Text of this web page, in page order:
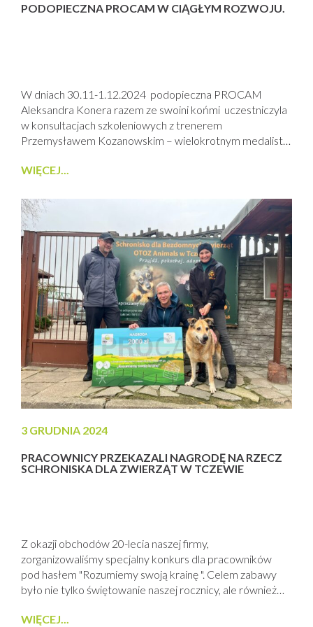
PODOPIECZNA PROCAM W CIĄGŁYM ROZWOJU.
W dniach 30.11-1.12.2024 podopieczna PROCAM
Aleksandra Konera razem ze swoini końmi uczestniczyla
w konsultacjach szkoleniowych z trenerem
Przemysławem Kozanowskim – wielokrotnym medalistą
Mistrzostwach Europy. Brevis wracał do cięższego
świetnie, udowadniając, że jest gotowy na powrót na
czworobok. Caliente, mój młody koń, kontynuuje pracę
nad podstawami i budowaniem prawidłowej...
WIĘCEJ...
3 GRUDNIA 2024
PRACOWNICY PRZEKAZALI NAGRODĘ NA RZECZ
SCHRONISKA DLA ZWIERZĄT W TCZEWIE
Z okazji obchodów 20-lecia naszej firmy,
zorganizowaliśmy specjalny konkurs dla pracowników
pod hasłem "Rozumiemy swoją krainę ". Celem zabawy
było nie tylko świętowanie naszej rocznicy, ale również
walorach. Nasi pracownicy pokazali nie tylko swoją
WIĘCEJ...